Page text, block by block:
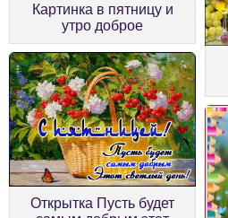
Картинка в пятницу и
утро доброе
Открытка Пусть будет